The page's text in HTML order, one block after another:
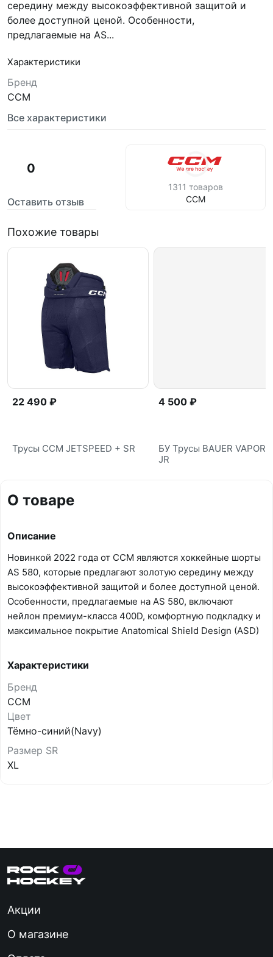
середину между высокоэффективной защитой и
более доступной ценой. Особенности,
предлагаемые на AS...
Характеристики
Бренд
CCM
Все характеристики
0
Оставить отзыв
1311 товаров
CCM
Похожие товары
22 490 ₽
Трусы CCM JETSPEED + SR
4 500 ₽
БУ Трусы BAUER VAPOR
JR
О товаре
Описание
Новинкой 2022 года от CCM являются хоккейные шорты
AS 580, которые предлагают золотую середину между
высокоэффективной защитой и более доступной ценой.
Особенности, предлагаемые на AS 580, включают
нейлон премиум-класса 400D, комфортную подкладку и
максимальное покрытие Anatomical Shield Design (ASD)
Характеристики
Бренд
CCM
Цвет
Тёмно-синий(Navy)
Размер SR
XL
Акции
О магазине